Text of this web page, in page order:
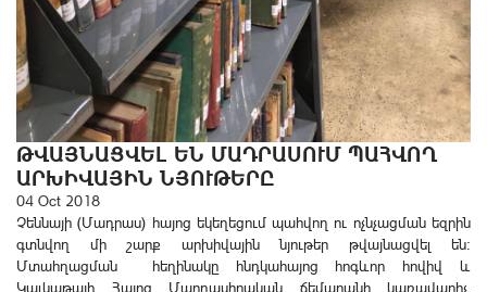
ԹՎԱՅՆԱՑՎԵԼ ԵՆ ՄԱԴՐԱՍՈՒՄ ՊԱՀՎՈՂ
ԱՐԽԻՎԱՅԻՆ ՆՅՈՒԹԵՐԸ
04 Oct 2018
Չեննայի (Մադրաս) հայոց եկեղեցում պահվող ու ոչնչացման եզրին
գտնվող մի շարք արխիվային նյութեր թվայնացվել են:
Մտահղացման հեղինակը հնդկահայոց հոգևոր հովիվ և
Կալկաթայի Հայոց Մարդասիրական ճեմարանի կառավարիչ,